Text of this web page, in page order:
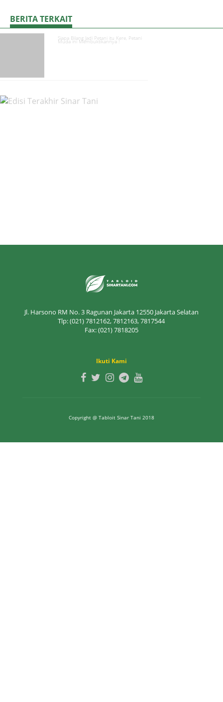
BERITA TERKAIT
Siapa Bilang Jadi Petani itu Kere, Petani
Muda ini Membuktikannya !
Jl. Harsono RM No. 3 Ragunan Jakarta 12550 Jakarta Selatan
Tlp: (021) 7812162, 7812163, 7817544
Fax: (021) 7818205
Ikuti Kami
Copyright @ Tabloit Sinar Tani 2018